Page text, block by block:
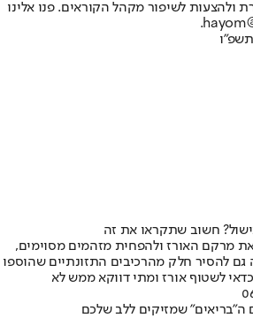
ולהצעות לשיפור מקהל הקוראים. פנו אלינו
חשוב שתקראו את זה
מרקם האורז ולהפחית מזהמים מסוימים,
גם להסיר חלק מהרכיבים התזונתיים שהוספו
לשטוף אורז ומתי דווקא ממש לא